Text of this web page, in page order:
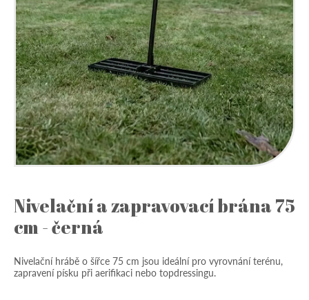
Nivelační a zapravovací brána 75
cm - černá
Nivelační hrábě o šířce 75 cm jsou ideální pro vyrovnání terénu,
zapravení písku při aerifikaci nebo topdressingu.